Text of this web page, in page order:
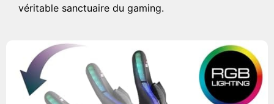
véritable sanctuaire du gaming.